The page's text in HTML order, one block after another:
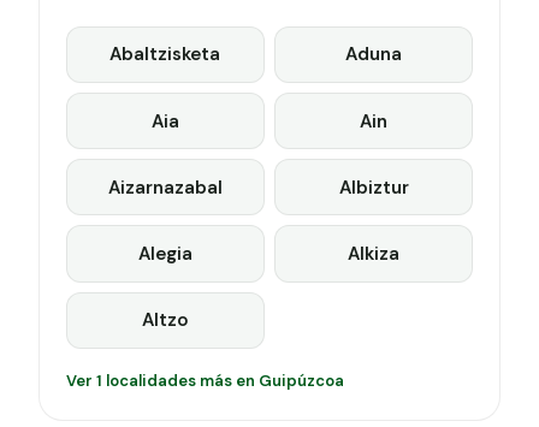
Abaltzisketa Aduna
Aia Ain
Aizarnazabal Albiztur
Alegia Alkiza
Altzo
Ver 1 localidades más en Guipúzcoa